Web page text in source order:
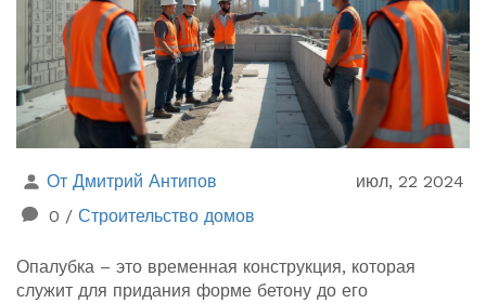
От Дмитрий Антипов
июл, 22 2024
0 / Строительство домов
Опалубка – это временная конструкция, которая
служит для придания форме бетону до его